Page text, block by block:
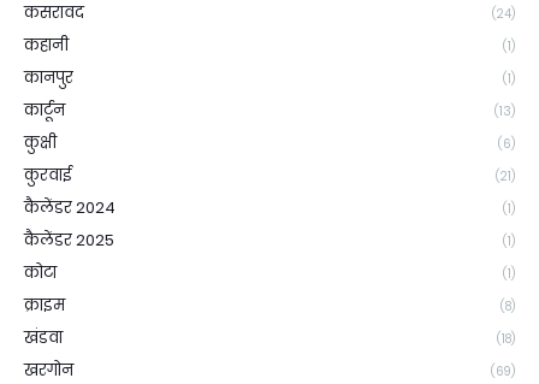
कसरावद (24)
कहानी (1)
कानपुर (1)
कार्टून (13)
कुक्षी (6)
कुरवाई (21)
कैलेंडर 2024 (1)
कैलेंडर 2025 (1)
कोटा (1)
क्राइम (8)
खंडवा (18)
खरगोन (69)